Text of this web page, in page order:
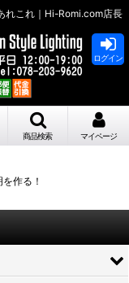
れこれ｜Hi-Romi.com店長
ログイン
商品検索 マイページ
作る！